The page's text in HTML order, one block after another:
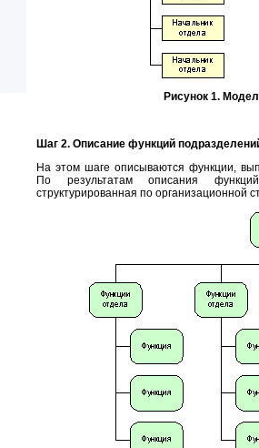
Рисунок 1.
Шаг 2. Описание функций
На этом шаге описываются функции,
По результатам описания
структурированная по организационной